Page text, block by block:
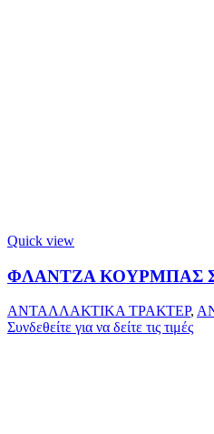
Quick view
ΦΛΑΝΤΖΑ ΚΟΥΡΜΠΑΣ
ΑΝΤΑΛΛΑΚΤΙΚΑ ΤΡΑΚΤΕΡ,
Συνδεθείτε για να δείτε τις τιμές